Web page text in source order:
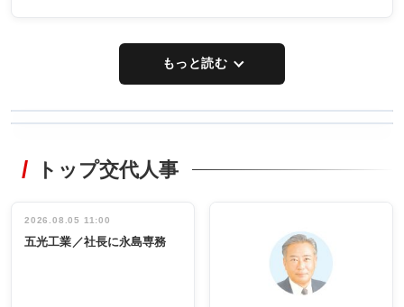
もっと読む
非鉄業界で
インタビュ
ー／社内ア
タックトレー
祝う 業界関
係者ら220人
出席
トップ交代人事
2026.08.05 11:00
五光工業／社長に永島専務